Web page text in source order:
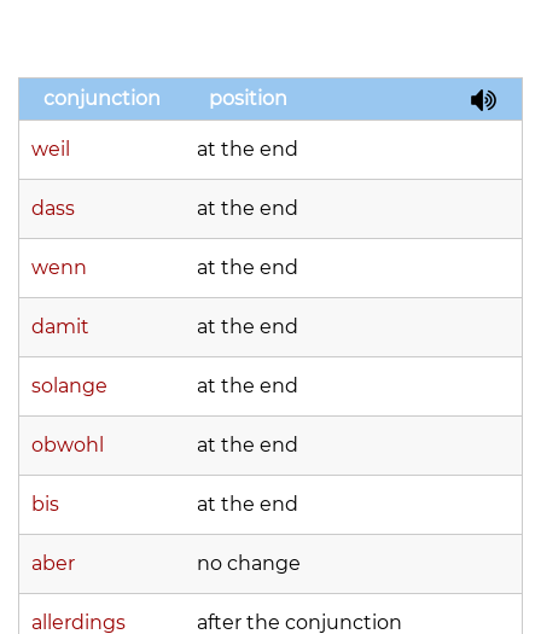
conjunction position
weil at the end
dass at the end
wenn at the end
damit at the end
solange at the end
obwohl at the end
bis at the end
aber no change
allerdings after the conjunction